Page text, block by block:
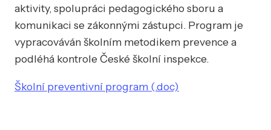
aktivity, spolupráci pedagogického sboru a
komunikaci se zákonnými zástupci. Program je
vypracováván školním metodikem prevence a
podléhá kontrole České školní inspekce.
Školní preventivní program (.doc)